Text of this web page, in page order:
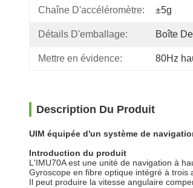
Chaîne D'accéléromètre: ±5g
Détails D'emballage: Boîte
Mettre en évidence: 80Hz
Description Du Produit
UIM équipée d'un système de
Introduction du produit
L'IMU70A est une unité de navigation à
Gyroscope en fibre optique intégré à trois
Il peut produire la vitesse angulaire